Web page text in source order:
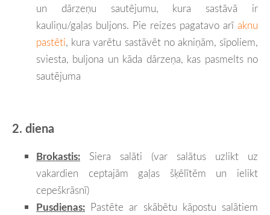
un dārzeņu sautējumu, kura sastāvā ir
kauliņu/gaļas buljons. Pie reizes pagatavo arī aknu
pastēti, kura varētu sastāvēt no akniņām, sīpoliem,
sviesta, buljona un kāda dārzeņa, kas pasmelts no
sautējuma
2. diena
Brokastis: Siera salāti (var salātus uzlikt uz
vakardien ceptajām gaļas šķēlītēm un ielikt
cepeškrāsnī)
Pusdienas: Pastēte ar skābētu kāpostu salātiem